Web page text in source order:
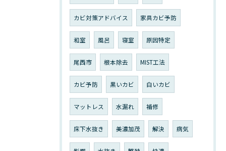
カビ対策アドバイス 家具カビ予防
和室 風呂 寝室 原因特定
尾西市 根本除去 MIST工法
カビ予防 黒いカビ 白いカビ
マットレス 水漏れ 補修
床下水抜き 美濃加茂 解決 病気